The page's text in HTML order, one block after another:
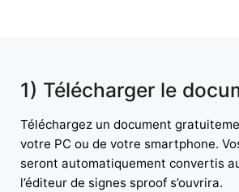
1) Télécharger le
Téléchargez un document
votre PC ou de votre smartphone.
seront automatiquement convertis
l’éditeur de signes sproof s’ouvrira.